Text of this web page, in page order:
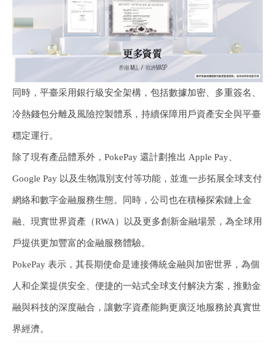
同時，平臺采用銀行級安全架構，包括數據加密、多重簽名、
冷熱錢包分離及風險控製體系，持續保障用戶資產安全與平臺
穩定運行。
除了現有產品體系外，PokePay 還計劃推出 Apple Pay、
Google Pay 以及生物識別支付等功能，並進一步拓展全球支付
網絡和數字金融服務生態。同時，公司也在積極探索鏈上金
融、現實世界資產（RWA）以及更多創新金融場景，為全球用
戶提供更加豐富的金融服務體驗。
PokePay 表示，其長期使命是連接傳統金融與加密世界，為個
人和企業提供安全、便捷的一站式全球支付解決方案，推動金
融與科技的深度融合，讓數字資產能夠更廣泛地服務於真實世
界經濟。